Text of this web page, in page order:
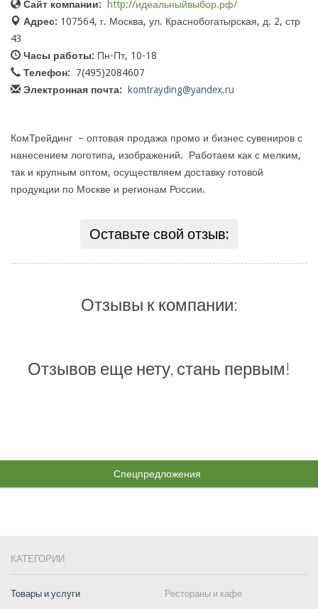
Сайт компании:
http://идеальныйвыбор.рф/
Адрес: 107564, г. Москва, ул. Краснобогатырская, д. 2, стр
43
Часы работы: Пн-Пт, 10-18
Телефон:
7(495)2084607
Электронная почта:
komtrayding@yandex.ru
КомТрейдинг – оптовая продажа промо и бизнес сувениров с
нанесением логотипа, изображений. Работаем как с мелким,
так и крупным оптом, осуществляем доставку готовой
продукции по Москве и регионам России.
Оставьте свой отзыв:
Отзывы к компании:
Отзывов еще нету, стань первым!
Спецпредложения
КАТЕГОРИИ
Товары и услуги
Рестораны и кафе